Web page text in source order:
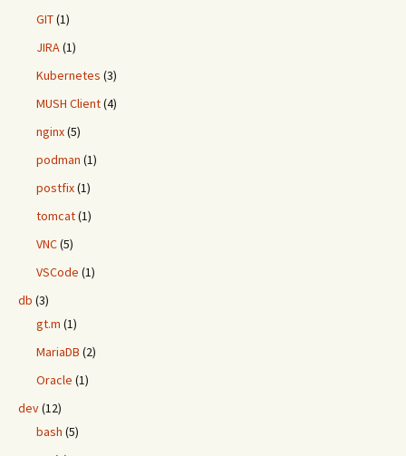
GIT(1)
JIRA(1)
Kubernetes (3)
MUSH Client(4)
nginx(5)
podman (1)
postfix(1)
tomcat(1)
VNC(5)
VSCode (1)
db (3)
gt.m (1)
MariaDB (2)
Oracle (1)
dev(12)
bash (5)